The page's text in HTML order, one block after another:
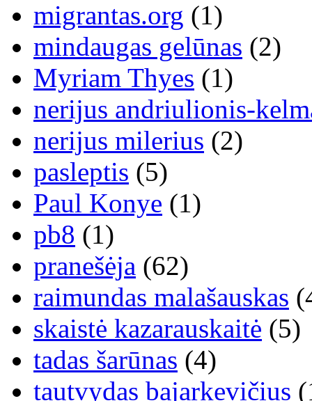
migrantas.org (1)
mindaugas gelūnas (2)
Myriam Thyes (1)
nerijus andriulionis-
nerijus milerius (2)
pasleptis (5)
Paul Konye (1)
pb8 (1)
pranešėja (62)
raimundas malašauskas
skaistė kazarauskaitė (5)
tadas šarūnas (4)
tautvydas bajarkevičius